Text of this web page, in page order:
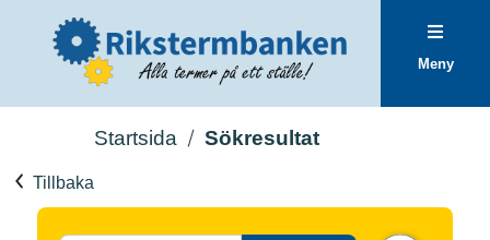
Meny
Startsida Sökresultat
Tillbaka